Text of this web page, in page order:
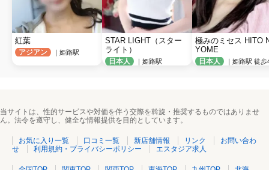
紅葉
アジアン ｜姫路駅
STAR LIGHT（スター
ライト）
日本人 ｜姫路駅
極みのミセス HITO
YOME
日本人 ｜姫路駅 徒歩
当サイトは、性的サービスや対価を伴う交際を斡旋・推奨するものではありませ
ん。法令を遵守し、健全な情報提供を目的としています。
お気に入り一覧 口コミ一覧 新店舗情報 リンク
お問い合わ
せ
利用規約・プライバシーポリシー エスタジア求人